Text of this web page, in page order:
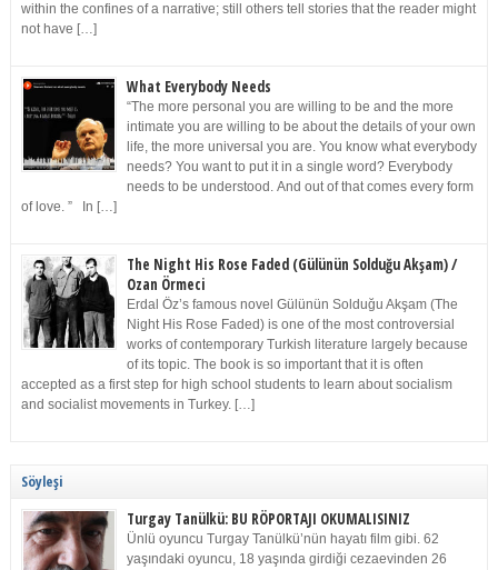
within the confines of a narrative; still others tell stories that the reader might
not have […]
What Everybody Needs
“The more personal you are willing to be and the more
intimate you are willing to be about the details of your own
life, the more universal you are. You know what everybody
needs? You want to put it in a single word? Everybody
needs to be understood. And out of that comes every form
of love. ” In […]
The Night His Rose Faded (Gülünün Solduğu Akşam) /
Ozan Örmeci
Erdal Öz’s famous novel Gülünün Solduğu Akşam (The
Night His Rose Faded) is one of the most controversial
works of contemporary Turkish literature largely because
of its topic. The book is so important that it is often
accepted as a first step for high school students to learn about socialism
and socialist movements in Turkey. […]
Söyleşi
Turgay Tanülkü: BU RÖPORTAJI OKUMALISINIZ
Ünlü oyuncu Turgay Tanülkü’nün hayatı film gibi. 62
yaşındaki oyuncu, 18 yaşında girdiği cezaevinden 26